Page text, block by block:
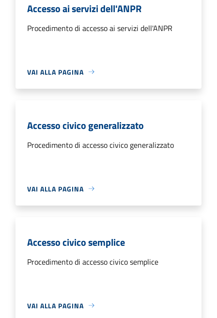
Accesso ai servizi dell'ANPR
Procedimento di accesso ai servizi dell'ANPR
VAI ALLA PAGINA
Accesso civico generalizzato
Procedimento di accesso civico generalizzato
VAI ALLA PAGINA
Accesso civico semplice
Procedimento di accesso civico semplice
VAI ALLA PAGINA